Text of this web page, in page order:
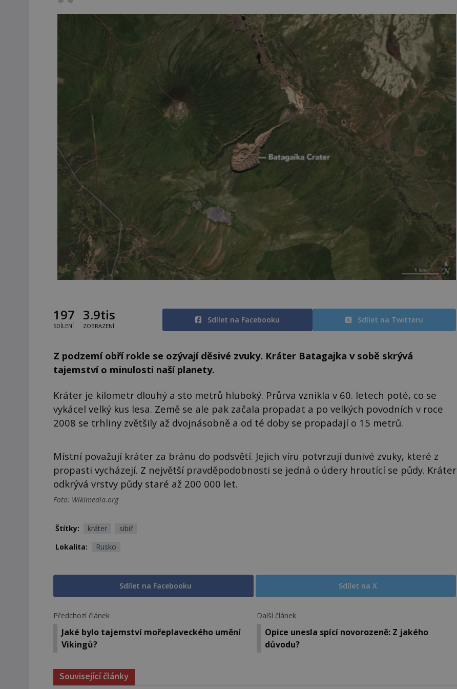
197
SDÍLENÍ
3.9tis
ZOBRAZENÍ
Sdílet na Facebooku Sdílet na Twitteru
Z podzemí obří rokle se ozývají děsivé zvuky. Kráter Batagajka v sobě skrývá
tajemství o minulosti naší planety.
Kráter je kilometr dlouhý a sto metrů hluboký. Průrva vznikla v 60. letech poté, co se
vykácel velký kus lesa. Země se ale pak začala propadat a po velkých povodních v roce
2008 se trhliny zvětšily až dvojnásobně a od té doby se propadají o 15 metrů.
Místní považují kráter za bránu do podsvětí. Jejich víru potvrzují dunivé zvuky, které z
propasti vycházejí. Z největší pravděpodobnosti se jedná o údery hroutící se půdy. Kráter
odkrývá vrstvy půdy staré až 200 000 let.
Foto: Wikimedia.org
Štítky: kráter
sibiř
Lokalita:
Rusko
Sdílet na Facebooku Sdílet na X
Předchozí článek
Jaké bylo tajemství mořeplaveckého umění
Vikingů?
Další článek
Opice unesla spící novorozeně: Z jakého
důvodu?
Související články